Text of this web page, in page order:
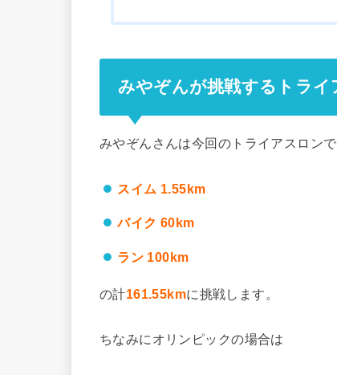
みやぞんが挑戦するトライ
みやぞんさんは今回のトライアスロンで
スイム 1.55km
バイク 60km
ラン 100km
の計161.55kmに挑戦します。
ちなみにオリンピックの場合は